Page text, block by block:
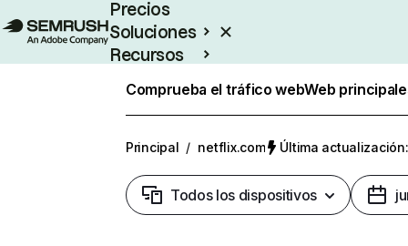
Precios
Soluciones
Recursos
Comprueba el tráfico webWeb
Principal / netflix.com Última
Todos los dispositivos